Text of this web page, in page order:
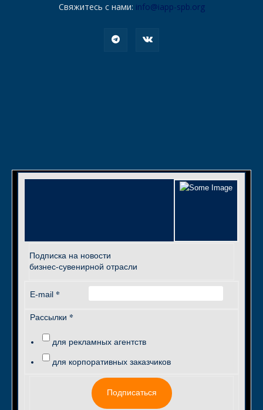
Свяжитесь с нами: info@iapp-spb.org
Подписка на новости
бизнес-сувенирной отрасли
E-mail *
Рассылки *
для рекламных агентств
для корпоративных заказчиков
Подписаться